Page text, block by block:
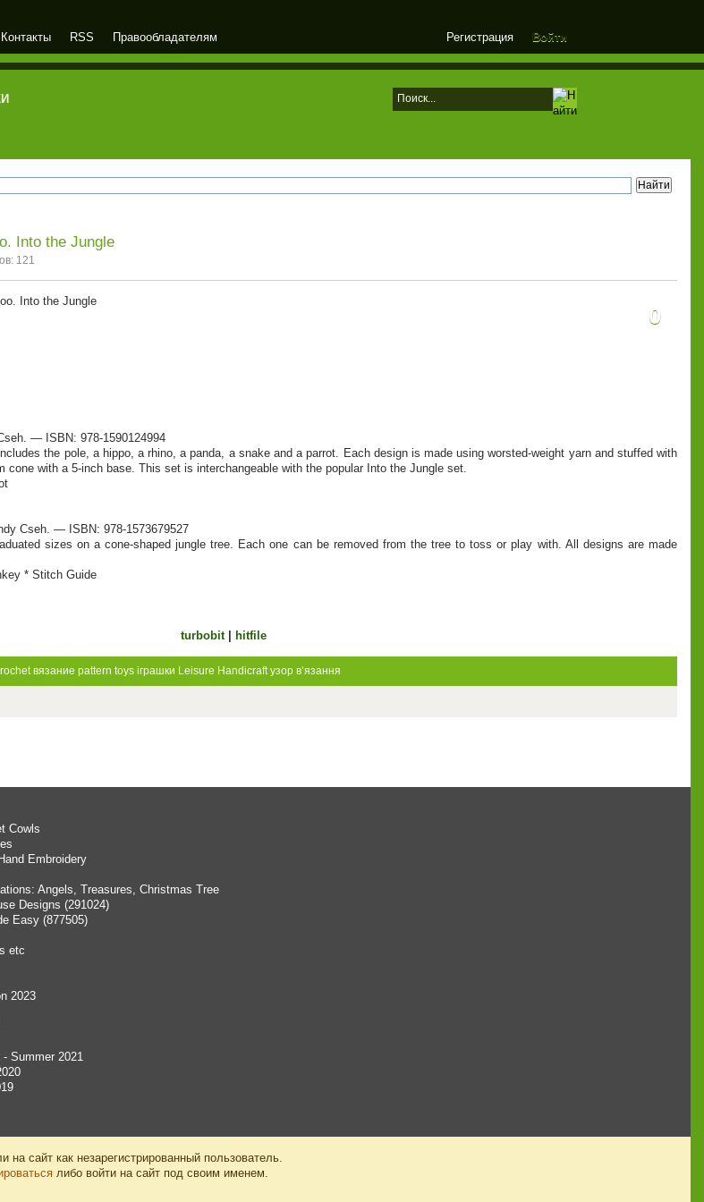
Регистрация Войти
Контакты RSS Правообладателям
Into the Jungle
121
0
Into the Jungle
— ISBN: 978-1590124994
the pole, a hippo, a rhino, a panda, a snake and a parrot. Each design is made using worsted-weight yarn and stuffed with
with a 5-inch base. This set is interchangeable with the popular Into the Jungle set.
Cseh. — ISBN: 978-1573679527
sizes on a cone-shaped jungle tree. Each one can be removed from the tree to toss or play with. All designs are made
* Stitch Guide
turbobit
hitfile
вязание pattern toys іграшки Leisure Handicraft узор в’язання
Cowls
Embroidery
Angels, Treasures, Christmas Tree
Designs (291024)
Easy (877505)
etc
2023
Summer 2021
сайт как незарегистрированный пользователь.
либо войти на сайт под своим именем.